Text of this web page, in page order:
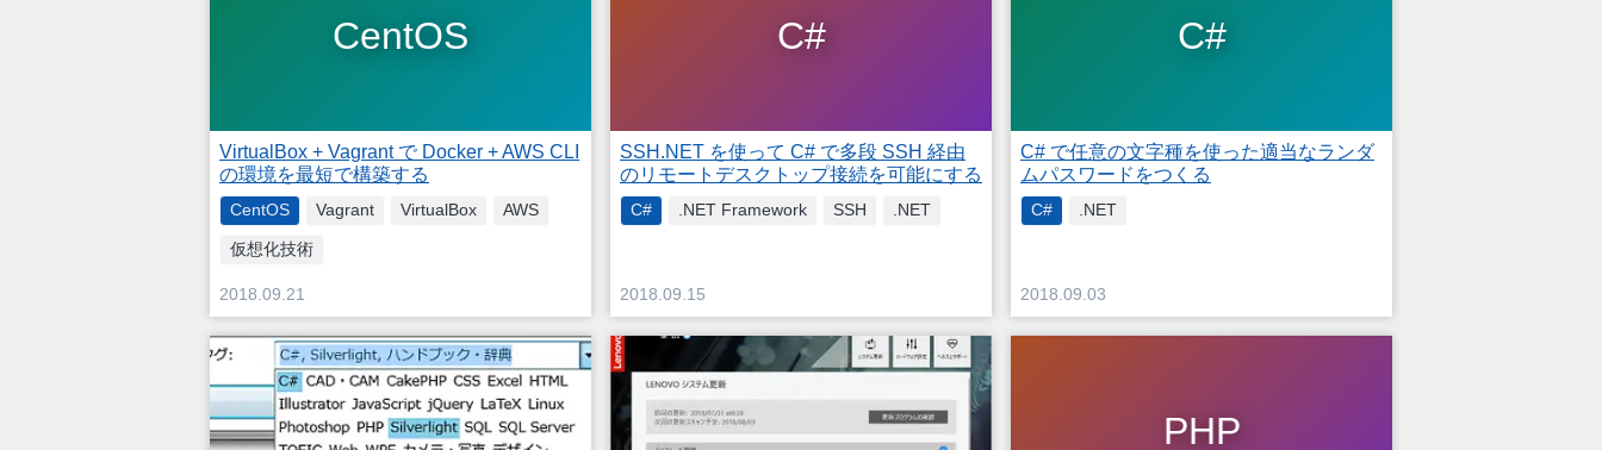
CentOS
VirtualBox + Vagrant で Docker + AWS CLI
の環境を最短で構築する
CentOS Vagrant VirtualBox AWS
仮想化技術
2018.09.21
C#
SSH.NET を使って C# で多段 SSH 経由
のリモートデスクトップ接続を可能にする
C# .NET Framework SSH .NET
2018.09.15
C#
C# で任意の文字種を使った適当なランダ
ムパスワードをつくる
C# .NET
2018.09.03
PHP